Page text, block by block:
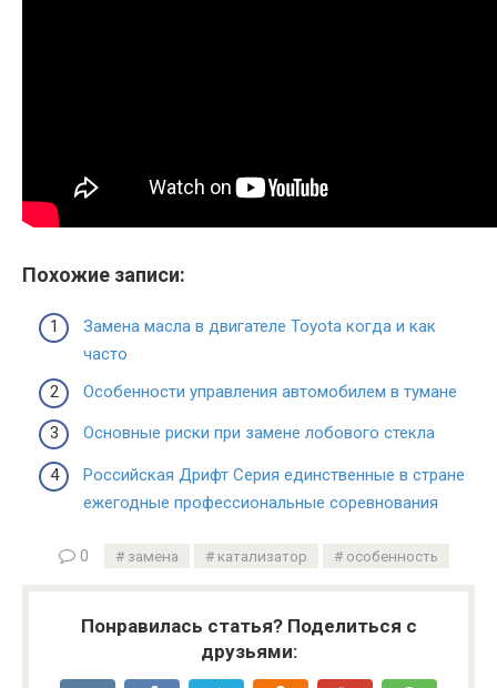
Похожие записи:
Замена масла в двигателе Toyota когда и как
часто
Особенности управления автомобилем в тумане
Основные риски при замене лобового стекла
Российская Дрифт Серия единственные в стране
ежегодные профессиональные соревнования
0 замена катализатор особенность
Понравилась статья? Поделиться с
друзьями: